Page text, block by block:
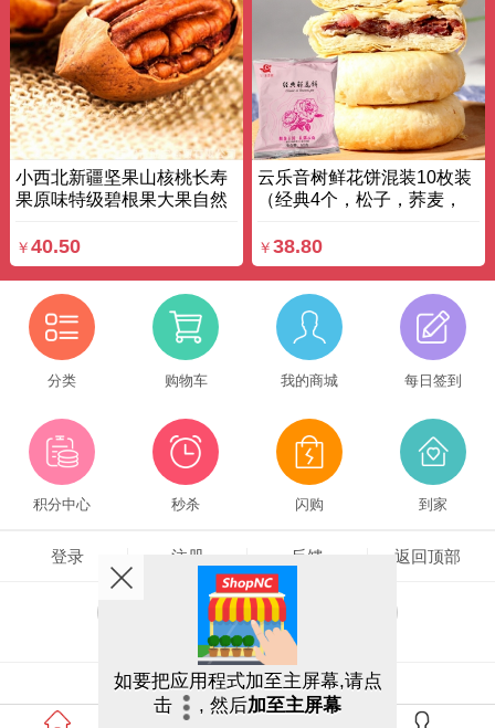
小西北新疆坚果山核桃长寿
果原味特级碧根果大果自然
￥ 40.50
云乐音树鲜花饼混装10枚装
（经典4个，松子，荞麦，
￥38.80
分类 购物车 我的商城 每日签到
积分中心 秒杀 闪购 到家
登录 注册 反馈 返回顶部
触屏版